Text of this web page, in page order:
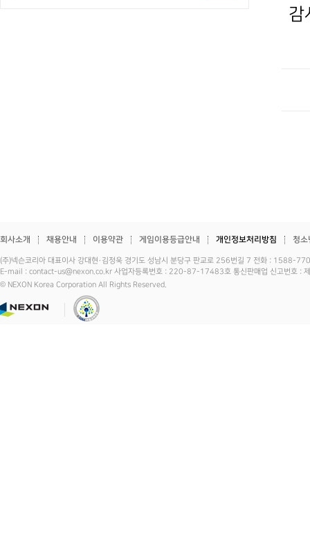
감
회사소개 채용안내 이용약관 게임이용등급안내 개인정보처리방침 청소
(주)넥슨코리아 대표이사 강대현·김정욱 경기도 성남시 분당구 판교로 256번길 7 전화 :
E-mail : contact-us@nexon.co.kr 사업자등록번호 : 220-87-17483호 통신판매업 신고번호 :
© NEXON Korea Corporation All Rights Reserved.